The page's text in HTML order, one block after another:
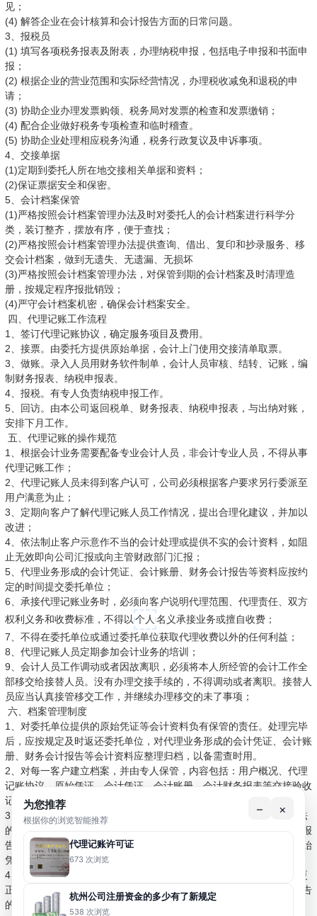
见；
(4) 解答企业在会计核算和会计报告方面的日常问题。
3、报税员
(1) 填写各项税务报表及附表，办理纳税申报，包括电子申报和书面申
报；
(2) 根据企业的营业范围和实际经营情况，办理税收减免和退税的申
请；
(3) 协助企业办理发票购领、税务局对发票的检查和发票缴销；
(4) 配合企业做好税务专项检查和临时稽查。
(5) 协助企业处理相应税务沟通，税务行政复议及申诉事项。
4、交接单据
(1)定期到委托人所在地交接相关单据和资料；
(2)保证票据安全和保密。
5、会计档案保管
(1)严格按照会计档案管理办法及时对委托人的会计档案进行科学分
类，装订整齐，摆放有序，便于查找；
(2)严格按照会计档案管理办法提供查询、借出、复印和抄录服务、移
交会计档案，做到无遗失、无遗漏、无损坏
(3)严格按照会计档案管理办法，对保管到期的会计档案及时清理造
册，按规定程序报批销毁；
(4)严守会计档案机密，确保会计档案安全。
四、代理记账工作流程
1、签订代理记账协议，确定服务项目及费用。
2、接票。由委托方提供原始单据，会计上门使用交接清单取票。
3、做账。录入人员用财务软件制单，会计人员审核、结转、记账，编
制财务报表、纳税申报表。
4、报税。有专人负责纳税申报工作。
5、回访。由本公司返回税单、财务报表、纳税申报表，与出纳对账，
安排下月工作。
五、代理记账的操作规范
1、根据会计业务需要配备专业会计人员，非会计专业人员，不得从事
代理记账工作；
2、代理记账人员未得到客户认可，公司必须根据客户要求另行委派至
用户满意为止；
3、定期向客户了解代理记账人员工作情况，提出合理化建议，并加以
改进；
4、依法制止客户示意作不当的会计处理或提供不实的会计资料，如阻
止无效即向公司汇报或向主管财政部门汇报；
5、代理业务形成的会计凭证、会计账册、财务会计报告等资料应按约
定的时间提交委托单位；
6、承接代理记账业务时，必须向客户说明代理范围、代理责任、双方
权利义务和收费标准，不得以 个人 名义承接业务或擅自收费；
7、不得在委托单位或通过委托单位获取代理收费以外的任何利益；
8、代理记账人员定期参加会计业务的培训；
9、会计人员工作调动或者因故离职，必须将本人所经管的会计工作全
部移交给接替人员。没有办理交接手续的，不得调动或者离职。接替人
员应当认真接管移交工作，并继续办理移交的未了事项；
六、档案管理制度
1、对委托单位提供的原始凭证等会计资料负有保管的责任。处理完毕
后，应按规定及时返还委托单位，对代理业务形成的会计凭证、会计账
册、财务会计报告等会计资料应整理归档，以备需查时用。
2、对每一客户建立档案，并由专人保管，内容包括：用户概况、代理
记账协议、原始凭证、会计凭证、会计账册、会计财务报表等交接验收
记录。
3、对不真实、不合法的原始凭证，不得归档。对弄虚作假、严重违法
的原始凭证，在不归档的同时，应当予以扣留，并及时向单位领导人报
告，请求查明原因，追究当事人的责任。对记载不明确、不完整的原始
凭证，予以退回，要求经办人员更正、补充。
4、归档过程中如果发现对外送报的财务报告有错误，应当及时办理更
正手续。除更正本单位留存的财务报告外，并应同时通知接受财务报告
的单位更正。错误较多的，应当重新编报。
为您推荐
根据你的浏览智能推荐
– ×
代理记账许可证
673 次浏览
杭州公司注册资金的多少有了新规定
538 次浏览